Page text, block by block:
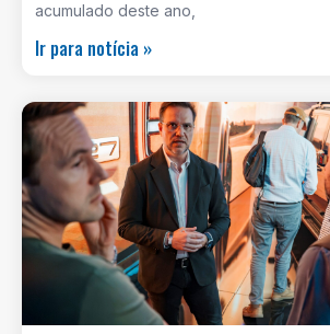
acumulado deste ano,
Ir para notícia »